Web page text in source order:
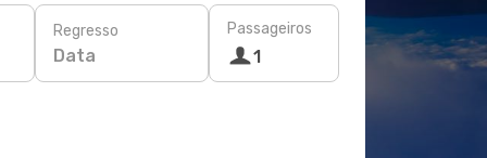
Regresso
Data
Passageiros
1